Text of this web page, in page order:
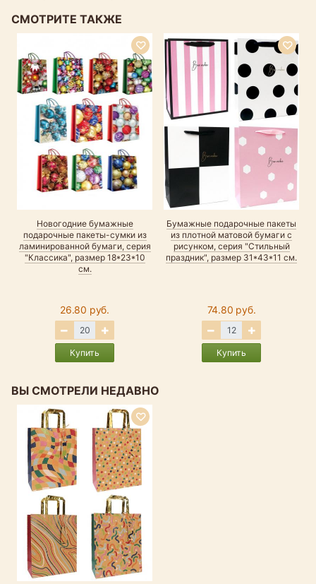
СМОТРИТЕ ТАКЖЕ
Новогодние бумажные
подарочные пакеты-сумки из
ламинированной бумаги, серия
"Классика", размер 18*23*10
см.
26.80 руб.
Купить
Бумажные подарочные пакеты
из плотной матовой бумаги с
рисунком, серия "Стильный
праздник", размер 31*43*11 см.
74.80 руб.
Купить
ВЫ СМОТРЕЛИ НЕДАВНО